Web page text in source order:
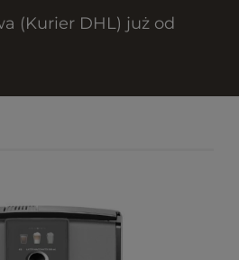
(Kurier DHL) już od